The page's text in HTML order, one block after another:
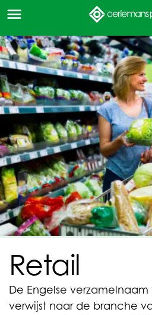
Retail
De Engelse
verwijst naar de branche